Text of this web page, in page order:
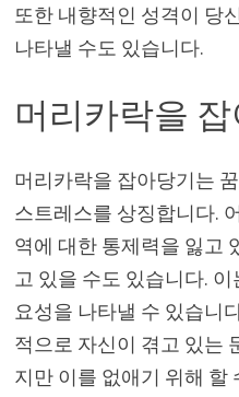
또한 내향적인 성격이 당
나타낼 수도 있습니다.
머리카락을
머리카락을 잡아당기는
스트레스를 상징합니다.
역에 대한 통제력을 잃고
고 있을 수도 있습니다.
요성을 나타낼 수 있습니
적으로 자신이 겪고 있는
지만 이를 없애기 위해 할